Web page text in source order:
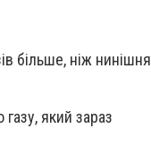
більше, ніж нинішня
газу, який зараз